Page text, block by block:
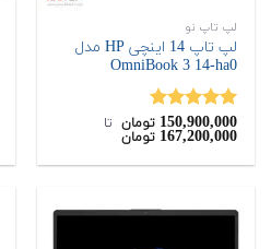
لپ تاپ نو
لپ تاپ 14 اینچی HP مدل
OmniBook 3 14-ha0
نمره5.00
از 5
150,900,000 تومان ‌ تا ‌
167,200,000 تومان